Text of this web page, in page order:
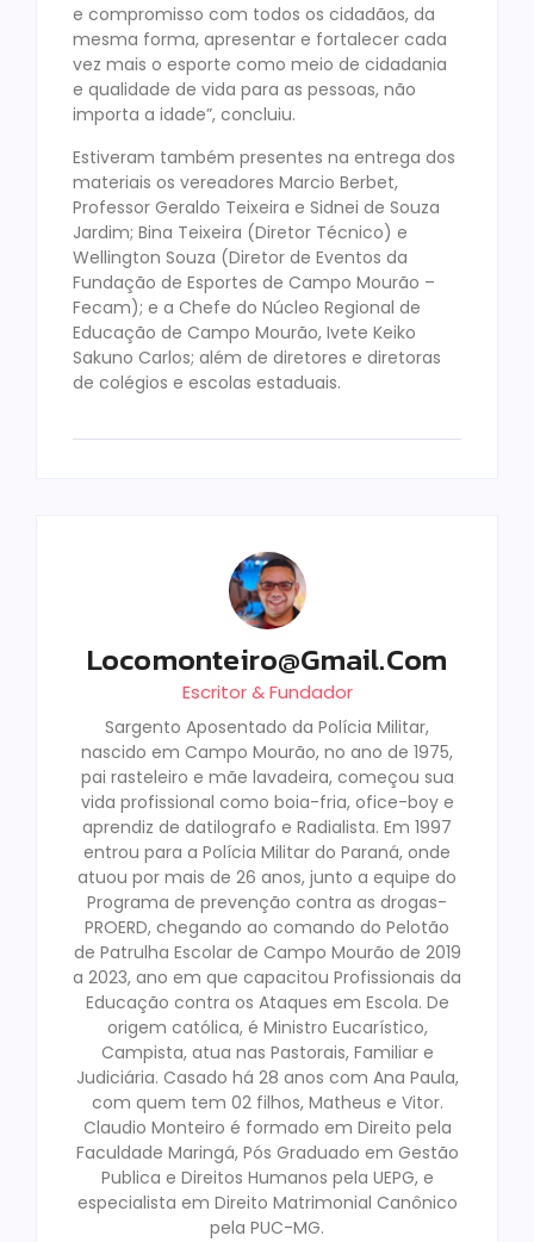
e compromisso com todos os cidadãos, da
mesma forma, apresentar e fortalecer cada
vez mais o esporte como meio de cidadania
e qualidade de vida para as pessoas, não
importa a idade”, concluiu.
Estiveram também presentes na entrega dos
materiais os vereadores Marcio Berbet,
Professor Geraldo Teixeira e Sidnei de Souza
Jardim; Bina Teixeira (Diretor Técnico) e
Wellington Souza (Diretor de Eventos da
Fundação de Esportes de Campo Mourão –
Fecam); e a Chefe do Núcleo Regional de
Educação de Campo Mourão, Ivete Keiko
Sakuno Carlos; além de diretores e diretoras
de colégios e escolas estaduais.
Locomonteiro@gmail.com
Escritor & Fundador
Sargento Aposentado da Polícia Militar,
nascido em Campo Mourão, no ano de 1975,
pai rasteleiro e mãe lavadeira, começou sua
vida profissional como boia-fria, ofice-boy e
aprendiz de datilografo e Radialista. Em 1997
entrou para a Polícia Militar do Paraná, onde
atuou por mais de 26 anos, junto a equipe do
Programa de prevenção contra as drogas-
PROERD, chegando ao comando do Pelotão
de Patrulha Escolar de Campo Mourão de 2019
a 2023, ano em que capacitou Profissionais da
Educação contra os Ataques em Escola. De
origem católica, é Ministro Eucarístico,
Campista, atua nas Pastorais, Familiar e
Judiciária. Casado há 28 anos com Ana Paula,
com quem tem 02 filhos, Matheus e Vitor.
Claudio Monteiro é formado em Direito pela
Faculdade Maringá, Pós Graduado em Gestão
Publica e Direitos Humanos pela UEPG, e
especialista em Direito Matrimonial Canônico
pela PUC-MG.